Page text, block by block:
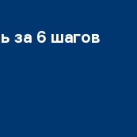
за 6 шагов